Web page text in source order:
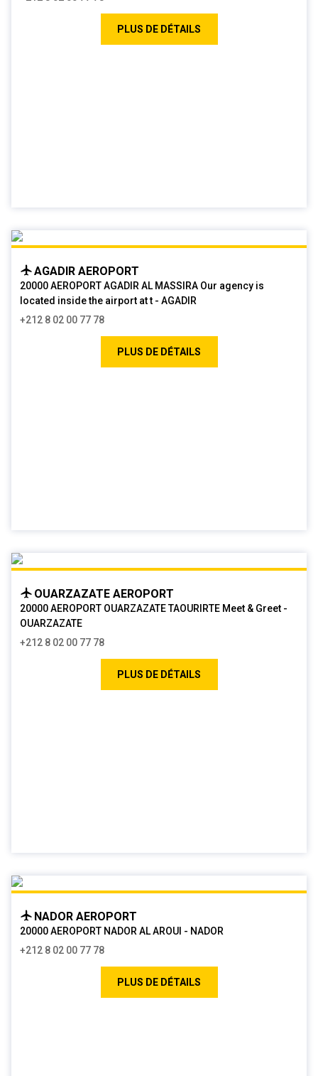
PLUS DE DÉTAILS
AGADIR AEROPORT
20000 AEROPORT AGADIR AL MASSIRA Our agency is
located inside the airport at t - AGADIR
+212 8 02 00 77 78
PLUS DE DÉTAILS
OUARZAZATE AEROPORT
20000 AEROPORT OUARZAZATE TAOURIRTE Meet & Greet -
OUARZAZATE
+212 8 02 00 77 78
PLUS DE DÉTAILS
NADOR AEROPORT
20000 AEROPORT NADOR AL AROUI - NADOR
+212 8 02 00 77 78
PLUS DE DÉTAILS